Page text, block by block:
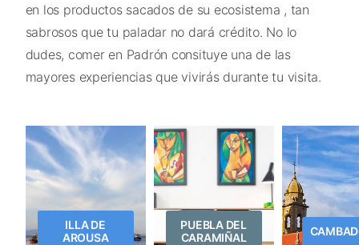
en los productos sacados de su ecosistema , tan
sabrosos que tu paladar no dará crédito. No lo
dudes, comer en Padrón consituye una de las
mayores experiencias que vivirás durante tu visita.
ILLA DE
AROUSA
PUEBLA DEL
CARAMIÑAL